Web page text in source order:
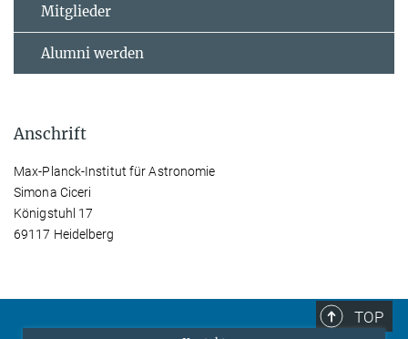
Mitglieder
Alumni werden
Anschrift
Max-Planck-Institut für Astronomie
Simona Ciceri
Königstuhl 17
69117 Heidelberg
TOP